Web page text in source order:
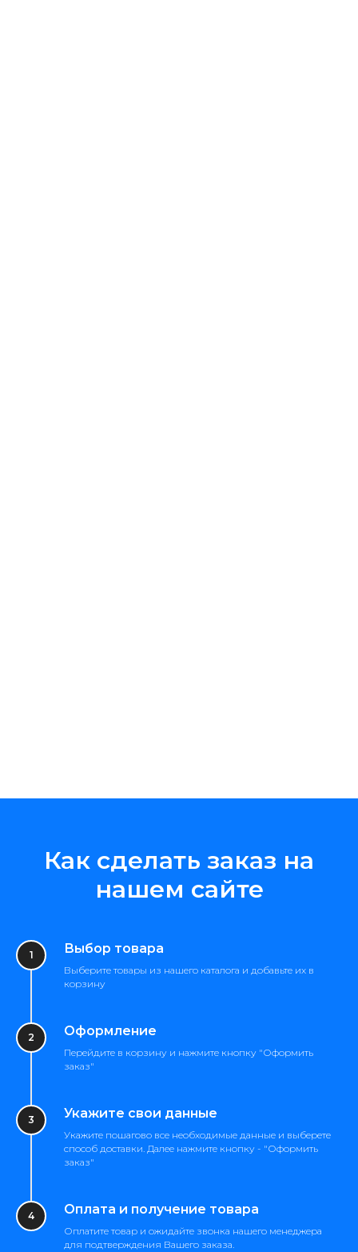
Как сделать заказ на
нашем сайте
Выбор товара
Выберите товары из нашего каталога и добавьте их в
корзину
Оформление
Перейдите в корзину и нажмите кнопку "Оформить
заказ"
Укажите свои данные
Укажите пошагово все необходимые данные и выберете
способ доставки. Далее нажмите кнопку - "Оформить
заказ"
Оплата и получение товара
Оплатите товар и ожидайте звонка нашего менеджера
для подтверждения Вашего заказа.